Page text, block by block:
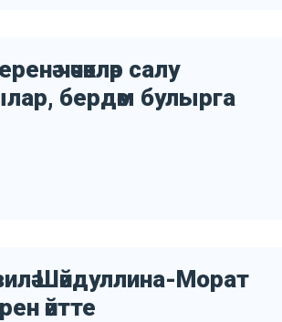
чәчәкләр салу
бердәм булырга
Шәйдуллина-Морат
әйтте